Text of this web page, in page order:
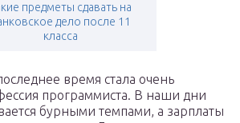
предметы сдавать на
дело после 11
класса
время стала очень
программиста. В наши дни
бурными темпами, а зарплаты